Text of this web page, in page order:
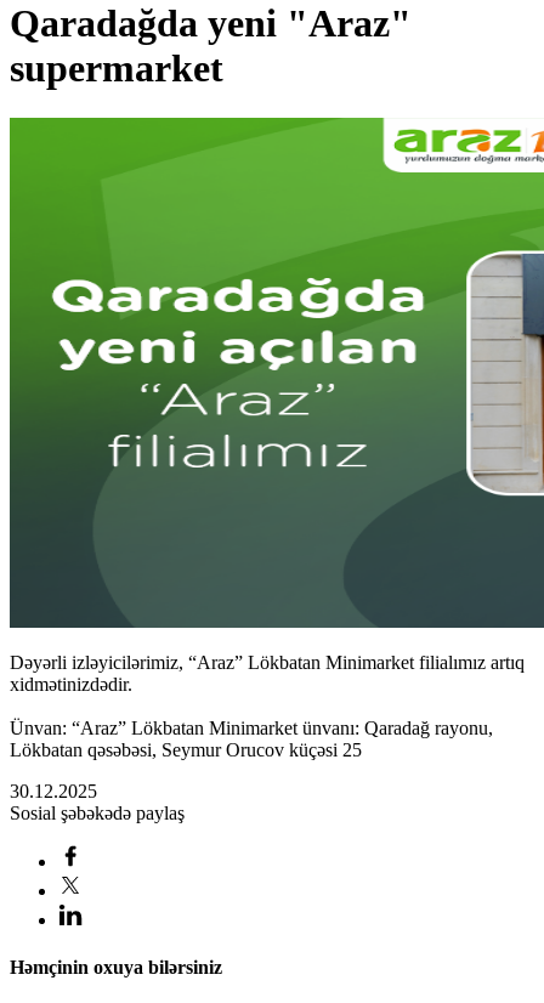
Qaradağda yeni "Araz"
supermarket
Dəyərli izləyicilərimiz, “Araz” Lökbatan Minimarket filialımız artıq
xidmətinizdədir.
Ünvan: “Araz” Lökbatan Minimarket ünvanı: Qaradağ rayonu,
Lökbatan qəsəbəsi, Seymur Orucov küçəsi 25
30.12.2025
Sosial şəbəkədə paylaş
Həmçinin oxuya bilərsiniz